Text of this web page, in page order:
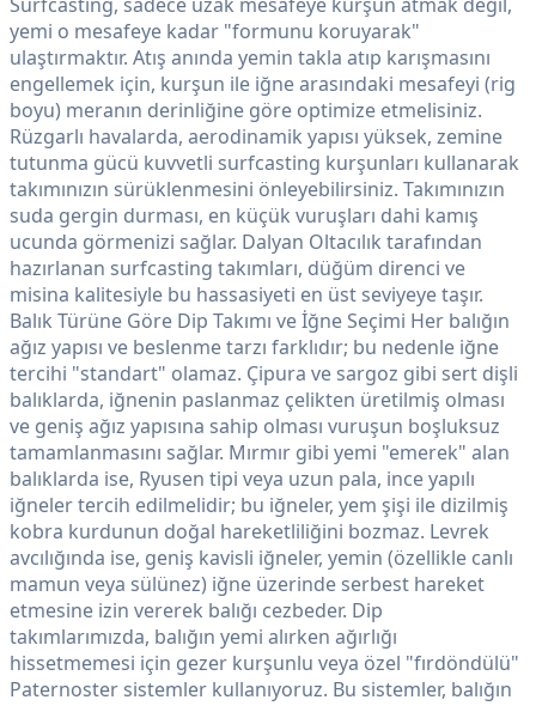
yemi o mesafeye kadar "formunu koruyarak"
ulaştırmaktır. Atış anında yemin takla atıp karışmasını
engellemek için, kurşun ile iğne arasındaki mesafeyi (rig
boyu) meranın derinliğine göre optimize etmelisiniz.
Rüzgarlı havalarda, aerodinamik yapısı yüksek, zemine
tutunma gücü kuvvetli surfcasting kurşunları kullanarak
takımınızın sürüklenmesini önleyebilirsiniz. Takımınızın
suda gergin durması, en küçük vuruşları dahi kamış
ucunda görmenizi sağlar. Dalyan Oltacılık tarafından
hazırlanan surfcasting takımları, düğüm direnci ve
misina kalitesiyle bu hassasiyeti en üst seviyeye taşır.
Balık Türüne Göre Dip Takımı ve İğne Seçimi Her balığın
ağız yapısı ve beslenme tarzı farklıdır; bu nedenle iğne
tercihi "standart" olamaz. Çipura ve sargoz gibi sert dişli
balıklarda, iğnenin paslanmaz çelikten üretilmiş olması
ve geniş ağız yapısına sahip olması vuruşun boşluksuz
tamamlanmasını sağlar. Mırmır gibi yemi "emerek" alan
balıklarda ise, Ryusen tipi veya uzun pala, ince yapılı
iğneler tercih edilmelidir; bu iğneler, yem şişi ile dizilmiş
kobra kurdunun doğal hareketliliğini bozmaz. Levrek
avcılığında ise, geniş kavisli iğneler, yemin (özellikle canlı
mamun veya sülünez) iğne üzerinde serbest hareket
etmesine izin vererek balığı cezbeder. Dip
takımlarımızda, balığın yemi alırken ağırlığı
hissetmemesi için gezer kurşunlu veya özel "fırdöndülü"
Paternoster sistemler kullanıyoruz. Bu sistemler, balığın